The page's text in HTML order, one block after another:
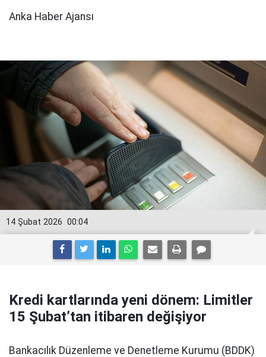
Anka Haber Ajansı
00:04
14 Şubat 2026
Kredi kartlarında yeni dönem: Limitler
15 Şubat’tan itibaren değişiyor
Bankacılık Düzenleme ve Denetleme Kurumu (BDDK)